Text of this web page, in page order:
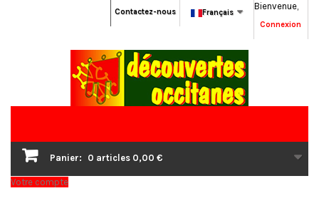
Bienvenue,
Connexion
Français
Contactez-nous
Panier: 0 articles 0,00 €
Votre compte